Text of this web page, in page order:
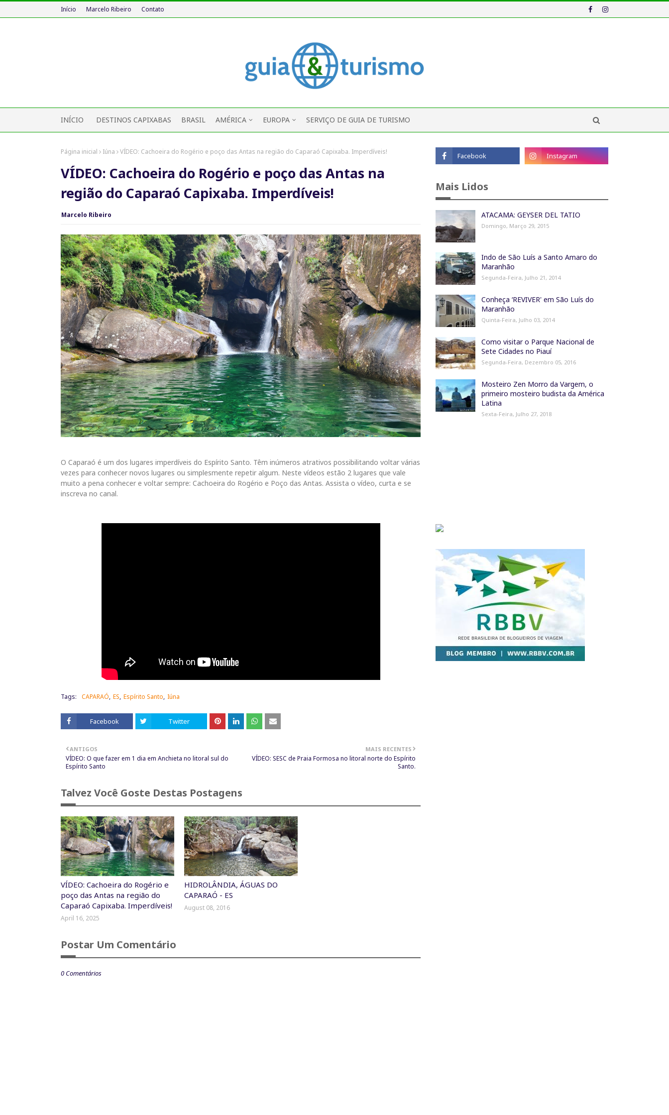
Início Marcelo Ribeiro Contato
INÍCIO DESTINOS CAPIXABAS BRASIL AMÉRICA EUROPA SERVIÇO DE GUIA DE TURISMO
Página inicial Iúna VÍDEO: Cachoeira do Rogério e poço das Antas na região do Caparaó Capixaba. Imperdíveis!
VÍDEO: Cachoeira do Rogério e poço das Antas na
região do Caparaó Capixaba. Imperdíveis!
Marcelo Ribeiro
O Caparaó é um dos lugares imperdíveis do Espírito Santo. Têm inúmeros atrativos possibilitando voltar várias
vezes para conhecer novos lugares ou simplesmente repetir algum. Neste vídeos estão 2 lugares que vale
muito a pena conhecer e voltar sempre: Cachoeira do Rogério e Poço das Antas. Assista o vídeo, curta e se
inscreva no canal.
Tags: CAPARAÓ ES Espírito Santo Iúna
Facebook Twitter
MAIS RECENTES
VÍDEO: SESC de Praia Formosa no litoral norte do Espírito
Santo.
ANTIGOS
VÍDEO: O que fazer em 1 dia em Anchieta no litoral sul do
Espírito Santo
Talvez Você Goste Destas Postagens
VÍDEO: Cachoeira do Rogério e
poço das Antas na região do
Caparaó Capixaba. Imperdíveis!
April 16, 2025
HIDROLÂNDIA, ÁGUAS DO
CAPARAÓ - ES
August 08, 2016
Postar Um Comentário
0 Comentários
Mais Lidos
ATACAMA: GEYSER DEL TATIO
Domingo, Março 29, 2015
Indo de São Luís a Santo Amaro do
Maranhão
Segunda-Feira, Julho 21, 2014
Conheça ‘REVIVER' em São Luís do
Maranhão
Quinta-Feira, Julho 03, 2014
Como visitar o Parque Nacional de
Sete Cidades no Piauí
Segunda-Feira, Dezembro 05, 2016
Mosteiro Zen Morro da Vargem, o
primeiro mosteiro budista da América
Latina
Sexta-Feira, Julho 27, 2018